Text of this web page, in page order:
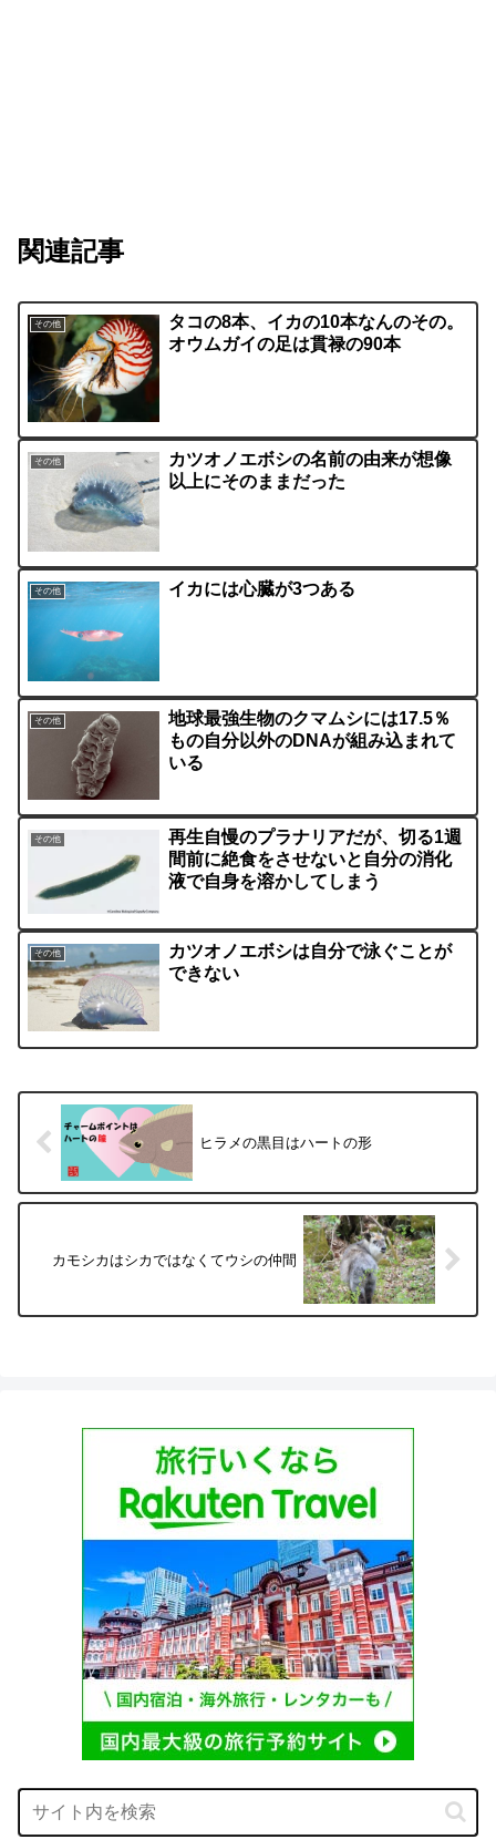
関連記事
その他
タコの8本、イカの10本なんのその。
オウムガイの足は貫禄の90本
その他
カツオノエボシの名前の由来が想像
以上にそのままだった
その他 イカには心臓が3つある
その他
地球最強生物のクマムシには17.5％
もの自分以外のDNAが組み込まれて
いる
その他
再生自慢のプラナリアだが、切る1週
間前に絶食をさせないと自分の消化
液で自身を溶かしてしまう
その他
カツオノエボシは自分で泳ぐことが
できない
ヒラメの黒目はハートの形
カモシカはシカではなくてウシの仲間